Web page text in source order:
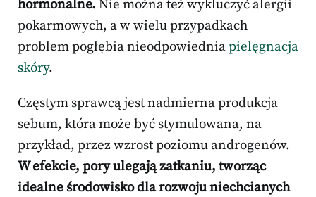
hormonalne. Nie można też wykluczyć alergii
pokarmowych, a w wielu przypadkach
problem pogłębia nieodpowiedniapielęgnacja
skóry.
Częstym sprawcą jest nadmierna produkcja
sebum, która może być stymulowana, na
przykład, przez wzrost poziomu androgenów.
W efekcie, pory ulegają zatkaniu, tworząc
idealne środowisko dla rozwoju niechcianych